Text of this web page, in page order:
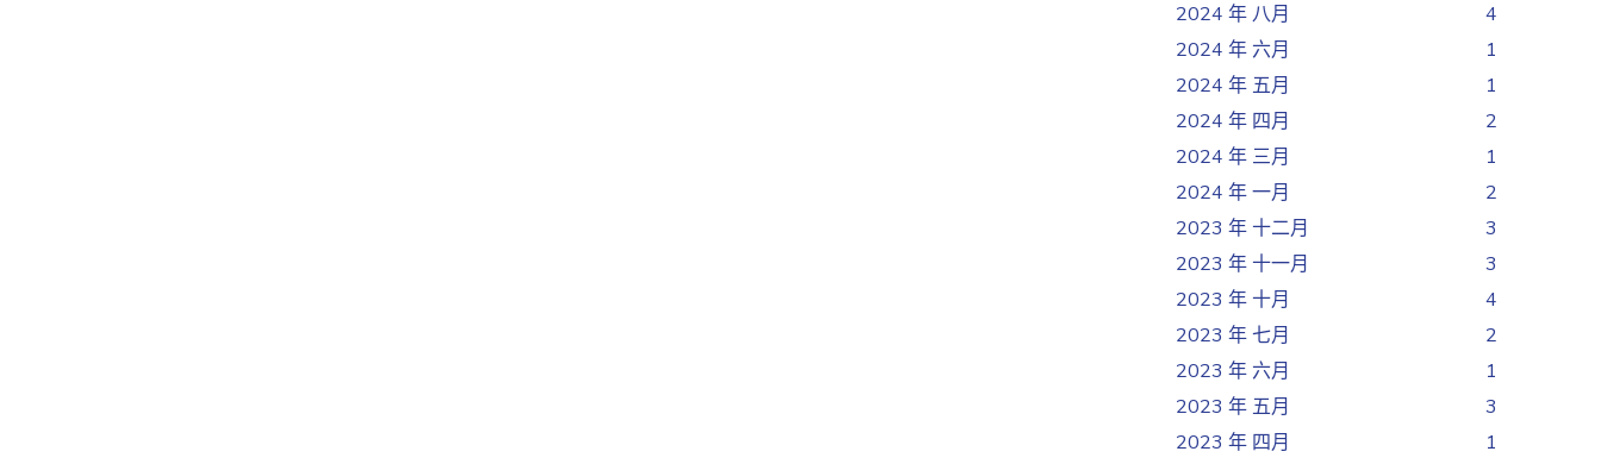
2024 年 八月
4
2024 年 六月
1
2024 年 五月
1
2024 年 四月
2
2024 年 三月
1
2024 年 一月
2
2023 年 十二月
3
2023 年 十一月
3
2023 年 十月
4
2023 年 七月
2
2023 年 六月
1
2023 年 五月
3
2023 年 四月
1